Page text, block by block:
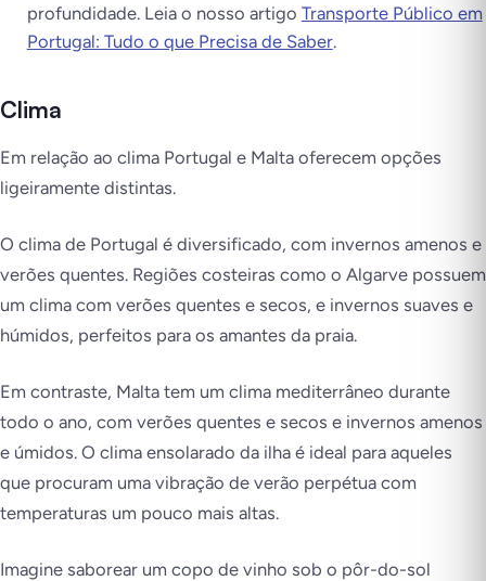
profundidade. Leia o nosso artigo Transporte Público em
Portugal: Tudo o que Precisa de Saber.
Clima
Em relação ao clima Portugal e Malta oferecem opções
ligeiramente distintas.
O clima de Portugal é diversificado, com invernos amenos e
verões quentes. Regiões costeiras como o Algarve possuem
um clima com verões quentes e secos, e invernos suaves e
húmidos, perfeitos para os amantes da praia.
Em contraste, Malta tem um clima mediterrâneo durante
todo o ano, com verões quentes e secos e invernos amenos
e úmidos. O clima ensolarado da ilha é ideal para aqueles
que procuram uma vibração de verão perpétua com
temperaturas um pouco mais altas.
Imagine saborear um copo de vinho sob o pôr-do-sol